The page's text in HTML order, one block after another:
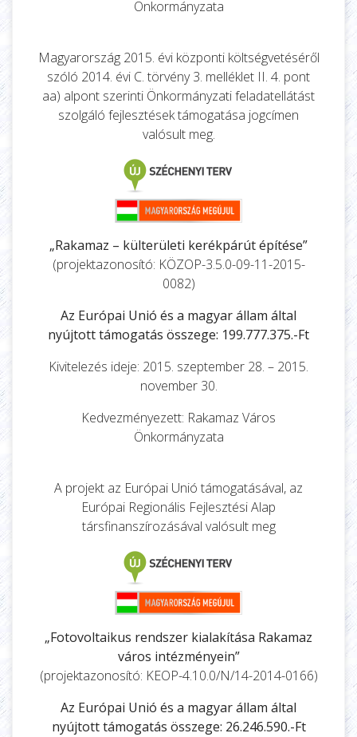
Önkormányzata
Magyarország 2015. évi központi költségvetéséről
szóló 2014. évi C. törvény 3. melléklet II. 4. pont
aa) alpont szerinti Önkormányzati feladatellátást
szolgáló fejlesztések támogatása jogcímen
valósult meg.
„Rakamaz – külterületi kerékpárút építése”
(projektazonosító: KÖZOP-3.5.0-09-11-2015-
0082)
Az Európai Unió és a magyar állam által
nyújtott támogatás összege: 199.777.375.-Ft
Kivitelezés ideje: 2015. szeptember 28. – 2015.
november 30.
Kedvezményezett: Rakamaz Város
Önkormányzata
A projekt az Európai Unió támogatásával, az
Európai Regionális Fejlesztési Alap
társfinanszírozásával valósult meg
„Fotovoltaikus rendszer kialakítása Rakamaz
város intézményein”
(projektazonosító: KEOP-4.10.0/N/14-2014-0166)
Az Európai Unió és a magyar állam által
nyújtott támogatás összege: 26.246.590.-Ft